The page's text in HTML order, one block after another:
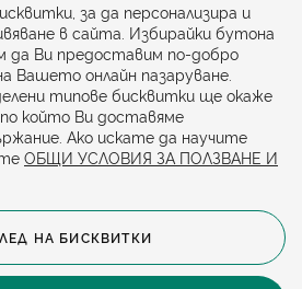
права запазени.
за да персонализира и
в сайта. Избирайки бутона
да Ви предоставим по-добро
Вашето онлайн пазаруване.
типове бисквитки ще окаже
по който Ви доставяме
Ако искате да научите
ОБЩИ УСЛОВИЯ ЗА ПОЛЗВАНЕ И
НА БИСКВИТКИ